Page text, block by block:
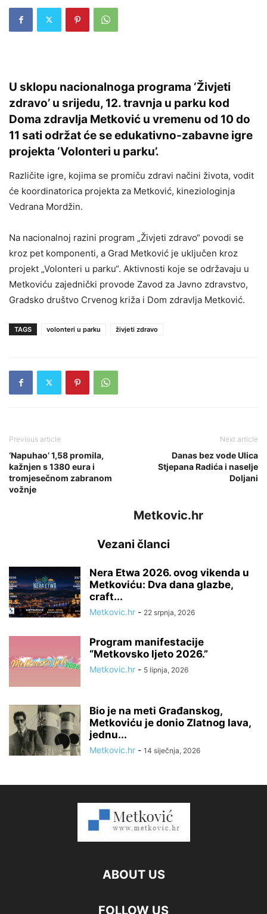
U sklopu nacionalnoga programa ‘Živjeti
zdravo’ u srijedu, 12. travnja u parku kod
Doma zdravlja Metković u vremenu od 10 do
11 sati održat će se edukativno-zabavne igre
projekta ‘Volonteri u parku’.
Različite igre, kojima se promiču zdravi načini života, vodit
će koordinatorica projekta za Metković, kineziologinja
Vedrana Mordžin.
Na nacionalnoj razini program „Živjeti zdravo“ povodi se
kroz pet komponenti, a Grad Metković je uključen kroz
projekt „Volonteri u parku“. Aktivnosti koje se održavaju u
Metkoviću zajednički provode Zavod za Javno zdravstvo,
Gradsko društvo Crvenog križa i Dom zdravlja Metković.
TAGS volonteri u parku živjeti zdravo
Previous article
‘Napuhao’ 1,58 promila,
kažnjen s 1380 eura i
tromjesečnom zabranom
vožnje
Next article
Danas bez vode Ulica
Stjepana Radića i naselje
Doljani
Metkovic.hr
Vezani članci
Nera Etwa 2026. ovog vikenda u
Metkoviću: Dva dana glazbe,
craft...
Metkovic.hr - 22 srpnja, 2026
Program manifestacije
“Metkovsko ljeto 2026.”
Metkovic.hr - 5 lipnja, 2026
Bio je na meti Građanskog,
Metkoviću je donio Zlatnog lava,
jednu...
Metkovic.hr - 14 siječnja, 2026
ABOUT US
FOLLOW US